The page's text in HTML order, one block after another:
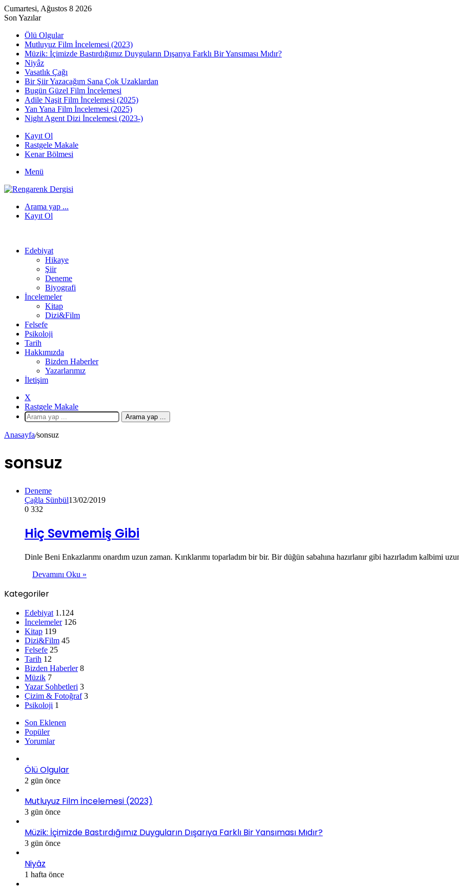
Cumartesi, Ağustos 8 2026
Son Yazılar
Ölü Olgular
Mutluyuz Film İncelemesi (2023)
Müzik: İçimizde Bastırdığımız Duyguların Dışarıya Farklı Bir Yansıması Mıdır?
Niyâz
Vasatlık Çağı
Bir Şiir Yazacağım Sana Çok Uzaklardan
Bugün Güzel Film İncelemesi
Adile Naşit Film İncelemesi (2025)
Yan Yana Film İncelemesi (2025)
Night Agent Dizi İncelemesi (2023-)
Kayıt Ol
Rastgele Makale
Kenar Bölmesi
Menü
Arama yap ...
Kayıt Ol
Edebiyat
Hikaye
Şiir
Deneme
Biyografi
İncelemeler
Kitap
Dizi&Film
Felsefe
Psikoloji
Tarih
Hakkımızda
Bizden Haberler
Yazarlarımız
İletişim
X
Rastgele Makale
Arama yap ...
Anasayfa/sonsuz
sonsuz
Deneme
Çağla Sünbül13/02/2019
0 332
Hiç Sevmemiş Gibi
Dinle Beni Enkazlarımı onardım uzun zaman. Kırıklarımı toparladım bir bir. Bir düğün sabahına hazırlanır gibi hazırladım kalbimi
Devamını Oku »
Kategoriler
Edebiyat 1.124
İncelemeler 126
Kitap 119
Dizi&Film 45
Felsefe 25
Tarih 12
Bizden Haberler 8
Müzik 7
Yazar Sohbetleri 3
Çizim & Fotoğraf 3
Psikoloji 1
Son Eklenen
Popüler
Yorumlar
Ölü Olgular
2 gün önce
Mutluyuz Film İncelemesi (2023)
3 gün önce
Müzik: İçimizde Bastırdığımız Duyguların Dışarıya Farklı Bir Yansıması Mıdır?
3 gün önce
Niyâz
1 hafta önce